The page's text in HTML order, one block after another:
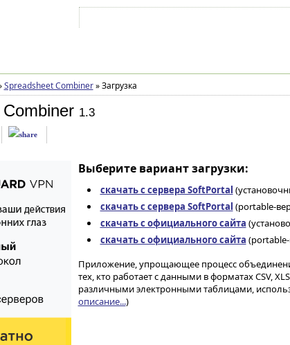
Spreadsheet Combiner »Загрузка
1.3
Выберите вариант загрузки:
скачать с сервера SoftPortal
скачать с сервера SoftPortal (portable-
скачать с официального сайта
скачать с официального сайта
Приложение, упрощающее процесс
тех, кто работает с данными в форматах CSV,
различными электронными таблицами,
описание...)